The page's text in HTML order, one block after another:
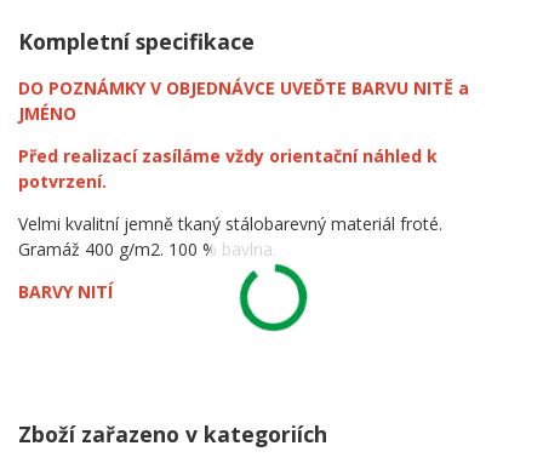
Kompletní specifikace
DO POZNÁMKY V OBJEDNÁVCE UVEĎTE BARVU NITĚ a
JMÉNO
Před realizací zasíláme vždy orientační náhled k
potvrzení.
Velmi kvalitní jemně tkaný stálobarevný materiál froté.
Gramáž 400 g/m2. 100 % bavlna.
BARVY NITÍ
Zboží zařazeno v kategoriích